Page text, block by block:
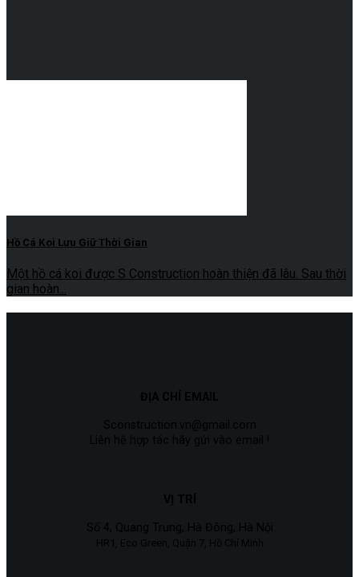
Hồ Cá Koi Lưu Giữ Thời Gian
Một hồ cá koi được S Construction hoàn thiện đã lâu. Sau thời
gian hoàn...
ĐỊA CHỈ EMAIL
Sconstruction.vn@gmail.com
Liên hệ hợp tác hãy gửi vào email !
VỊ TRÍ
Số 4, Quang Trung, Hà Đông, Hà Nội
HR1, Eco Green, Quận 7, Hồ Chí Minh